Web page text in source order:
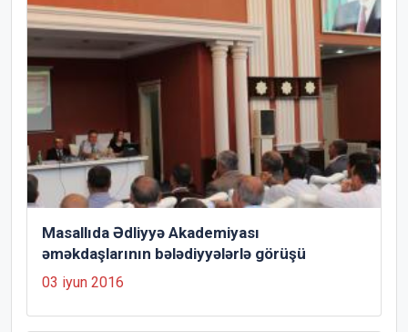
Masallıda Ədliyyə Akademiyası
əməkdaşlarının bələdiyyələrlə görüşü
03 iyun 2016